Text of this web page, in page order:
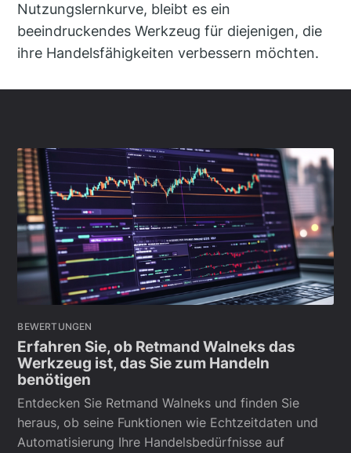
Nutzungslernkurve, bleibt es ein
beeindruckendes Werkzeug für diejenigen, die
ihre Handelsfähigkeiten verbessern möchten.
BEWERTUNGEN
Erfahren Sie, ob Retmand Walneks das
Werkzeug ist, das Sie zum Handeln
benötigen
Entdecken Sie Retmand Walneks und finden Sie
heraus, ob seine Funktionen wie Echtzeitdaten und
Automatisierung Ihre Handelsbedürfnisse auf